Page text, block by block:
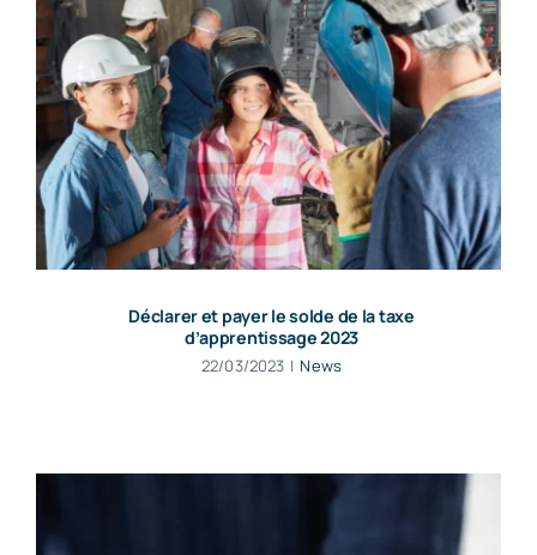
Déclarer et payer le solde de la taxe
d’apprentissage 2023
22/03/2023 | News